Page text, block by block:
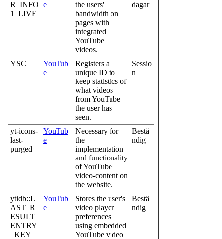
R_INFO
1_LIVE
e
the users'
bandwidth on
pages with
integrated
YouTube
videos.
dagar
YSC
YouTub
e
Registers a
unique ID to
keep statistics of
what videos
from YouTube
the user has
seen.
Sessio
n
yt-icons-
last-
purged
YouTub
e
Necessary for
the
implementation
and functionality
of YouTube
video-content on
the website.
Bestä
ndig
ytidb::L
AST_R
ESULT_
ENTRY
_KEY
YouTub
e
Stores the user's
video player
preferences
using embedded
YouTube video
Bestä
ndig